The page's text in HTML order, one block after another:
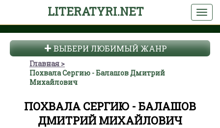
LITERATYRI.NET
ВЫБЕРИ ЛЮБИМЫЙ ЖАНР
Главная
Похвала Сергию - Балашов Дмитрий
Михайлович
ПОХВАЛА СЕРГИЮ - БАЛАШОВ
ДМИТРИЙ МИХАЙЛОВИЧ